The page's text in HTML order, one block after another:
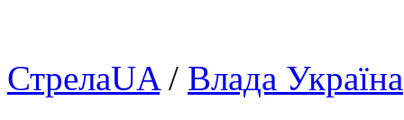
СтрелаUA/ Влада Україна